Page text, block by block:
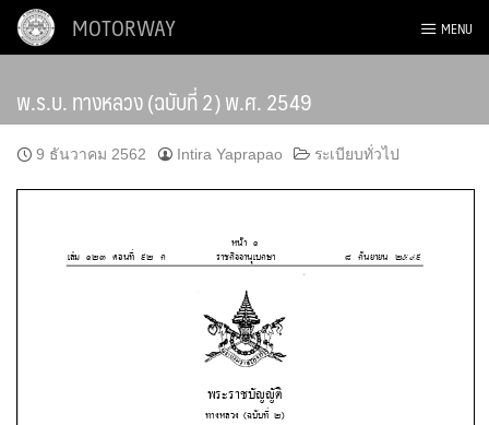
Skip
MOTORWAY MENU
พ.ร.บ. ทางหลวง (ฉบับที่ 2) พ.ศ. 2549
9 ธันวาคม 2562 Intira Yaprapao ระเบียบทั่วไป